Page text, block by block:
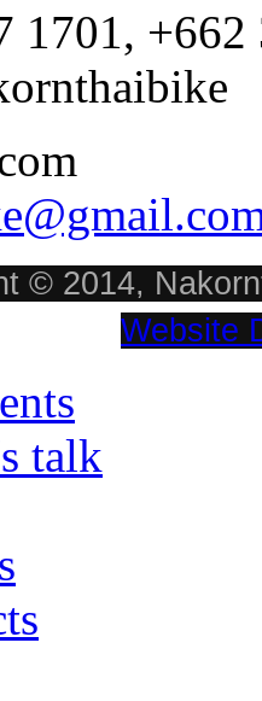
1701,
© 2014,
Website
talk